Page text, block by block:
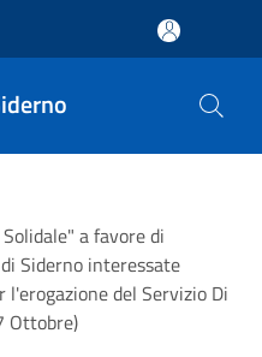
a favore di
Siderno interessate
l'erogazione del Servizio Di
Ottobre)